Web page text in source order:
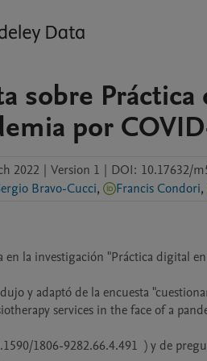
sobre
por
2022 | Version 1 | DOI: 10.17632/
Bravo-Cucci, Francis Condori,
en la investigación "Práctica digital
y adaptó de la encuesta
services in the face of a
1806-9282.66.4.491  ) y de